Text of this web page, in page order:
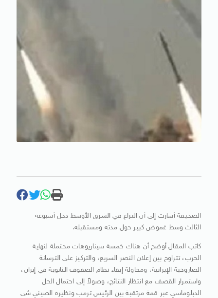
الصحيفة أشارت إلى أن النزاع في الشرق الأوسط دخل أسبوعه
الثالث وسط غموض كبير حول مدته ومستقبله.
كاتب المقال أوضح أن هناك خمسة سيناريوهات محتملة لنهاية
الحرب، تتراوح بين إعلان النصر السريع، والتركيز على الترسانة
الصاروخية الإيرانية، ومحاولة إبقاء نظام الصفوف الثانوية في إيران،
واستمرار القصف مع انتظار النتائج، وصولاً إلى احتمال الحل
الدبلوماسي عبر قمة مرتقبة بين الرئيس ترمب ونظيره الصيني شى